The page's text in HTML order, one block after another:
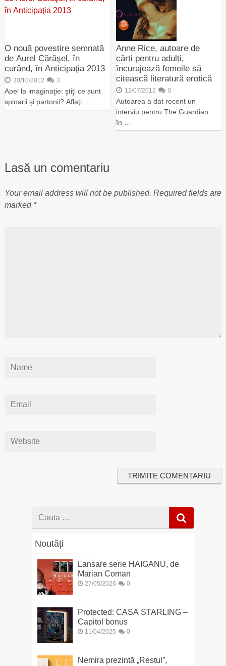
O nouă povestire semnată
de Aurel Cărăşel, în
curând, în Anticipaţia 2013
30/10/2012 3
Apel la imaginaţie: ştiţi ce sunt
spinarii şi partonii? Aflaţi …
Anne Rice, autoare de
cărți pentru adulți,
încurajează femeile să
citească literatură erotică
12/07/2012 0
Autoarea a dat recent un
interviu pentru The Guardian
în …
Lasă un comentariu
Your email address will not be published. Required fields are
marked *
Cauta
Noutăți
Lansare serie HAIGANU, de
Marian Coman
27/05/2026 0
Protected: CASA STARLING –
Capitol bonus
11/04/2025 0
Nemira prezintă „Restul”,